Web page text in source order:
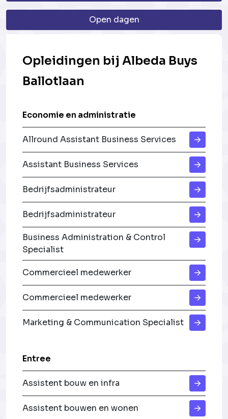
Open dagen
Opleidingen bij Albeda Buys
Ballotlaan
Economie en administratie
Allround Assistant Business Services
Assistant Business Services
Bedrijfsadministrateur
Bedrijfsadministrateur
Business Administration & Control
Specialist
Commercieel medewerker
Commercieel medewerker
Marketing & Communication Specialist
Entree
Assistent bouw en infra
Assistent bouwen en wonen